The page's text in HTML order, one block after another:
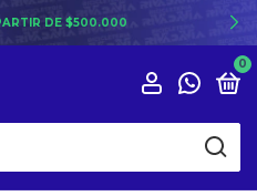
DE $500.000
0